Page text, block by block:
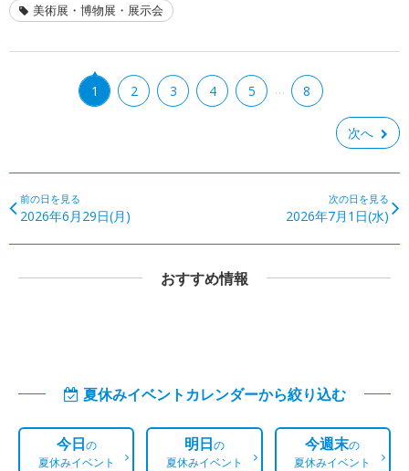
美術展・博物展・展示会
1 2 3 4 5 … 8
次へ
前の日を見る
2026年6月29日(月)
次の日を見る
2026年7月1日(水)
おすすめ情報
夏休みイベントカレンダーから絞り込む
今日の
夏休みイベント
明日の
夏休みイベント
今週末の
夏休みイベント